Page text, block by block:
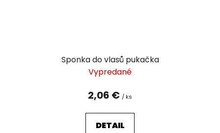
Sponka do vlasů pukačka
Vypredané
2,06 € / ks
DETAIL